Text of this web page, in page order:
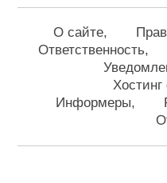
О сайте
Ответственность
Хостинг
Информеры